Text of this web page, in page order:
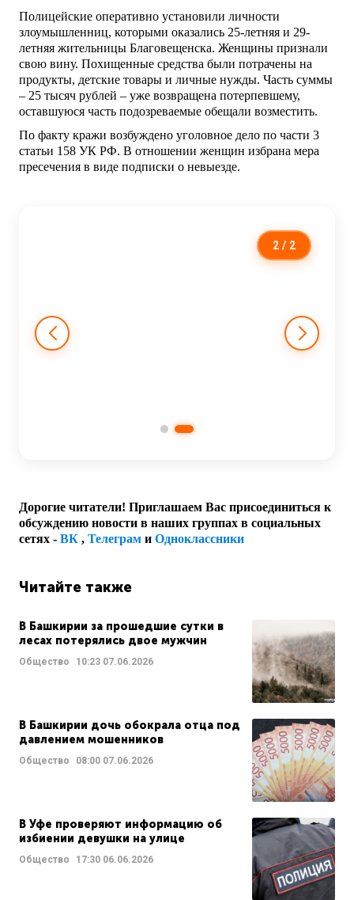
Полицейские оперативно установили личности
злоумышленниц, которыми оказались 25-летняя и 29-
летняя жительницы Благовещенска. Женщины признали
свою вину. Похищенные средства были потрачены на
продукты, детские товары и личные нужды. Часть суммы
– 25 тысяч рублей – уже возвращена потерпевшему,
оставшуюся часть подозреваемые обещали возместить.
По факту кражи возбуждено уголовное дело по части 3
статьи 158 УК РФ. В отношении женщин избрана мера
пресечения в виде подписки о невыезде.
2 / 2
Дорогие читатели! Приглашаем Вас присоединиться к
обсуждению новости в наших группах в социальных
сетях - ВК , Телеграм и Одноклассники
Читайте также
В Башкирии за прошедшие сутки в
лесах потерялись двое мужчин
Общество 10:23 07.06.2026
В Башкирии дочь обокрала отца под
давлением мошенников
Общество 08:00 07.06.2026
В Уфе проверяют информацию об
избиении девушки на улице
Общество 17:30 06.06.2026